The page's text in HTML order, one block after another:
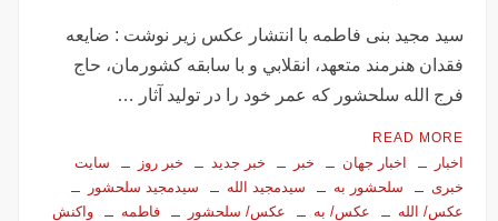
سید مجید بنی فاطمه با انتشار عکس زیر نوشت : ضايعه
فقدان هنرمند متعهد، انقلابي و با سابقه كشورمان، حاج
فرج الله سلحشور كه عمر خود را در توليد آثار …
READ MORE
اخبار اخبار جهان خبر خبر جدید خبر روز
سایت
خبری
سلحشور به سیدمجید الله
سیدمجید سلحشور
عکس/ الله
عکس/ به عکس/ سلحشور فاطمه
واکنش